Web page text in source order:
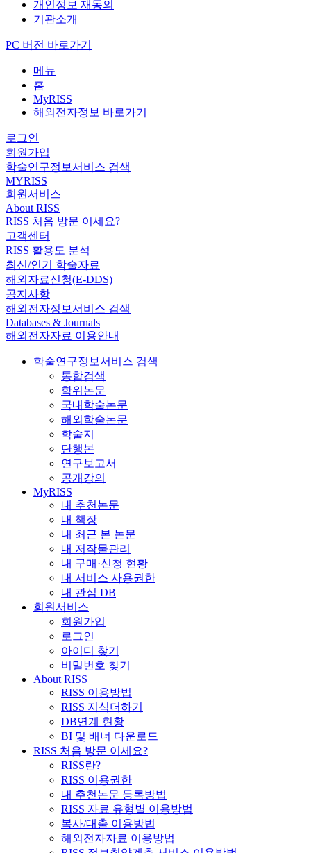
개인정보 재동의
기관소개
PC 버전 바로가기
메뉴
홈
MyRISS
해외전자정보 바로가기
로그인
회원가입
학술연구정보서비스 검색
MYRISS
회원서비스
About RISS
RISS 처음 방문 이세요?
고객센터
RISS 활용도 분석
최신/인기 학술자료
해외자료신청(E-DDS)
공지사항
해외전자정보서비스 검색
Databases & Journals
해외전자자료 이용안내
학술연구정보서비스 검색
통합검색
학위논문
국내학술논문
해외학술논문
학술지
단행본
연구보고서
공개강의
MyRISS
내 추천논문
내 책장
내 최근 본 논문
내 저작물관리
내 구매·신청 현황
내 서비스 사용권한
내 관심 DB
회원서비스
회원가입
로그인
아이디 찾기
비밀번호 찾기
About RISS
RISS 이용방법
RISS 지식더하기
DB연계 현황
BI 및 배너 다운로드
RISS 처음 방문 이세요?
RISS란?
RISS 이용권한
내 추천논문 등록방법
RISS 자료 유형별 이용방법
복사/대출 이용방법
해외전자자료 이용방법